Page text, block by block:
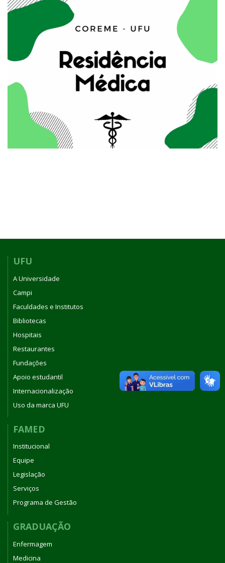
UFU
A Universidade
Campi
Faculdades e Institutos
Bibliotecas
Hospitais
Restaurantes
Fundações
Apoio estudantil
Internacionalização
Uso da marca UFU
FAMED
Institucional
Equipe
Legislação
Serviços
Programa de Gestão
GRADUAÇÃO
Enfermagem
Medicina